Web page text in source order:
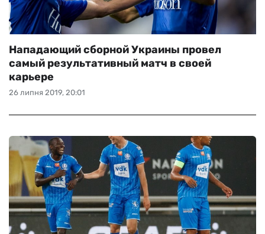
26 липня 2019, 20:01
Нападающий сборной Украины провел
самый результативный матч в своей
карьере